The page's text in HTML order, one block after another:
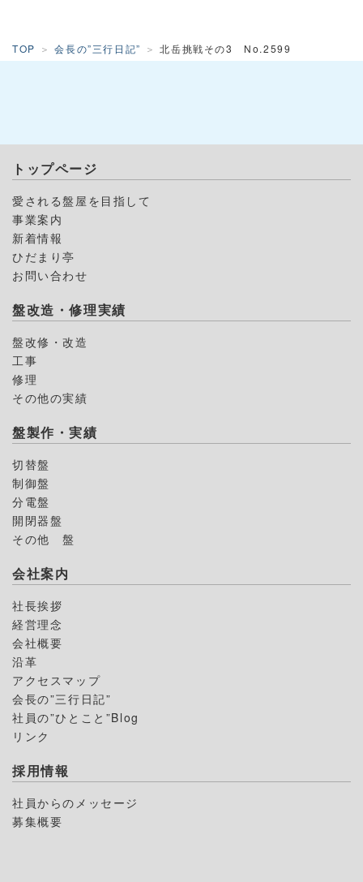
TOP 会長の”三行日記” 北岳挑戦その3 No.2599
トップページ
愛される盤屋を目指して
事業案内
新着情報
ひだまり亭
お問い合わせ
盤改造・修理実績
盤改修・改造
工事
修理
その他の実績
盤製作・実績
切替盤
制御盤
分電盤
開閉器盤
その他 盤
会社案内
社長挨拶
経営理念
会社概要
沿革
アクセスマップ
会長の”三行日記”
社員の”ひとこと”Blog
リンク
採用情報
社員からのメッセージ
募集概要